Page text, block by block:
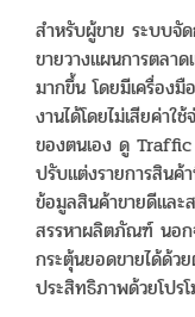
สำหรับผู้ขาย ระบบจั
ขายวางแผนการตลา
มากขึ้น โดยมีเครื่อง
งานได้โดยไม่เสียค่าใ
ของตนเอง ดู Traffic
ปรับแต่งรายการสินค้
ข้อมูลสินค้าขายดีและ
สรรหาผลิตภัณฑ์ นอก
กระตุ้นยอดขายได้ด้ว
ประสิทธิภาพด้วยโปร